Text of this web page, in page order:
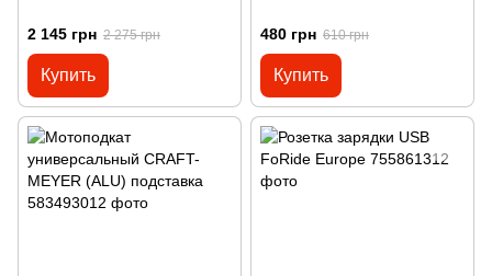
2 145 грн 2 275 грн
Купить
480 грн 610 грн
Купить